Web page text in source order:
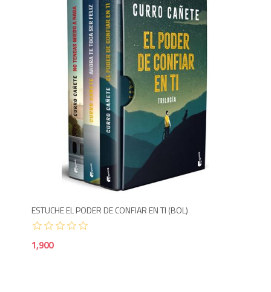
ESTUCHE EL PODER DE CONFIAR EN TI (BOL)
1,900